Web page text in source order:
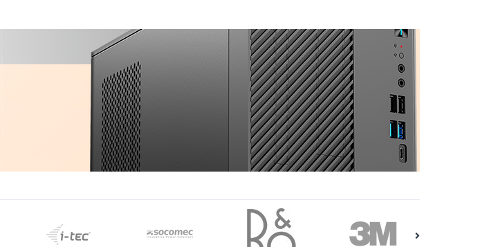
Ambidestro USB Type-A
Etiquetas
Epson Premium, 76mm x
35m, 163 g/m²
€7,92